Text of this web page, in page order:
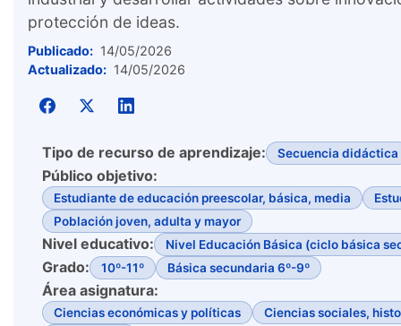
protección de ideas.
Publicado: 14/05/2026
Actualizado: 14/05/2026
Tipo de recurso de aprendizaje: Secuencia didáctica
Público objetivo:
Estudiante de educación preescolar, básica, media
Población joven, adulta y mayor
Nivel educativo: Nivel Educación Básica (ciclo básica
Grado: 10º-11º Básica secundaria 6º-9º
Área asignatura:
Ciencias económicas y políticas
Ciencias sociales,